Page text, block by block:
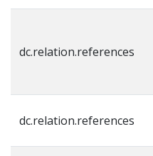
dc.relation.references
dc.relation.references